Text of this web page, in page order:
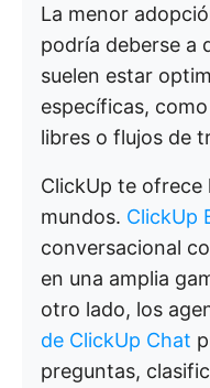
La menor
podría deberse a
suelen estar
específicas,
libres o flujos de
ClickUp te ofrece
mundos. ClickUp
conversacional
en una amplia
otro lado, los
de ClickUp Chat
preguntas,